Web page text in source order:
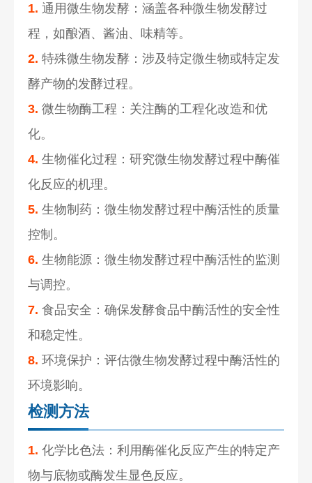
1. 通用微生物发酵：涵盖各种微生物发酵过
程，如酿酒、酱油、味精等。
2. 特殊微生物发酵：涉及特定微生物或特定发
酵产物的发酵过程。
3. 微生物酶工程：关注酶的工程化改造和优
化。
4. 生物催化过程：研究微生物发酵过程中酶催
化反应的机理。
5. 生物制药：微生物发酵过程中酶活性的质量
控制。
6. 生物能源：微生物发酵过程中酶活性的监测
与调控。
7. 食品安全：确保发酵食品中酶活性的安全性
和稳定性。
8. 环境保护：评估微生物发酵过程中酶活性的
环境影响。
检测方法
1. 化学比色法：利用酶催化反应产生的特定产
物与底物或酶发生显色反应。